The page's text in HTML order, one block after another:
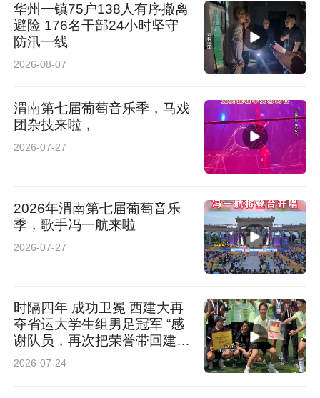
华州一镇75户138人有序撤离
避险 176名干部24小时坚守
防汛一线
2026-08-07
渭南第七届葡萄音乐季，马戏
团杂技来啦，
2026-07-27
2026年渭南第七届葡萄音乐
季，歌手冯一航来啦
2026-07-27
时隔四年 成功卫冕 西建大再
夺省运大学生组男足冠军 “感
谢队员，再次把荣誉带回建
大”
2026-07-24